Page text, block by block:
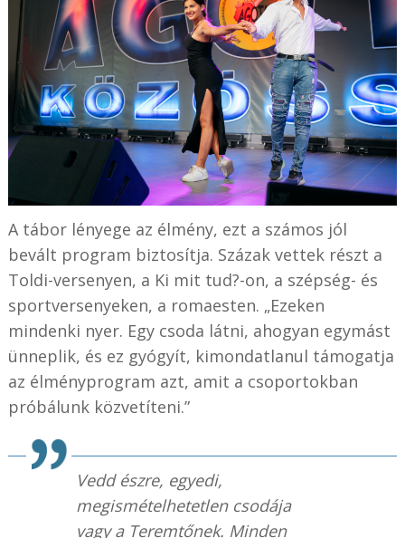
A tábor lényege az élmény, ezt a számos jól
bevált program biztosítja. Százak vettek részt a
Toldi-versenyen, a Ki mit tud?-on, a szépség- és
sportversenyeken, a romaesten. „Ezeken
mindenki nyer. Egy csoda látni, ahogyan egymást
ünneplik, és ez gyógyít, kimondatlanul támogatja
az élményprogram azt, amit a csoportokban
próbálunk közvetíteni.”
Vedd észre, egyedi,
megismételhetetlen csodája
vagy a Teremtőnek. Minden